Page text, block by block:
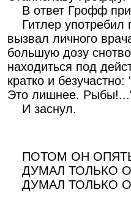
В ответ Грофф
Гитлер употребил
вызвал личного
большую дозу
находиться под
кратко и
Это лишнее.
И заснул.
ПОТОМ ОН
ДУМАЛ ТОЛЬКО
ДУМАЛ ТОЛЬКО